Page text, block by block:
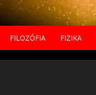
FILOZÓFIA FIZIKA